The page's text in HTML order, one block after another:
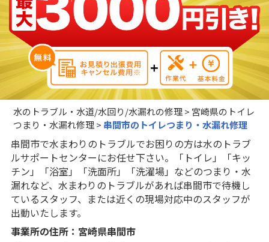
水のトラブル・水道/水回り/水漏れの修理> 宮崎県のトイレ
つまり・水漏れ修理> 串間市のトイレつまり・水漏れ修理
串間市で水まわりのトラブルでお困りの方は水のトラブ
ルサポートセンターにお任せ下さい。「トイレ」「キッ
チン」「浴室」「洗面所」「洗濯場」などのつまり・水
漏れなど、水まわりのトラブルがあれば串間市で待機し
ているスタッフ、または近くの現場対応中のスタッフが
出動いたします。
事業所の住所：宮崎県串間市